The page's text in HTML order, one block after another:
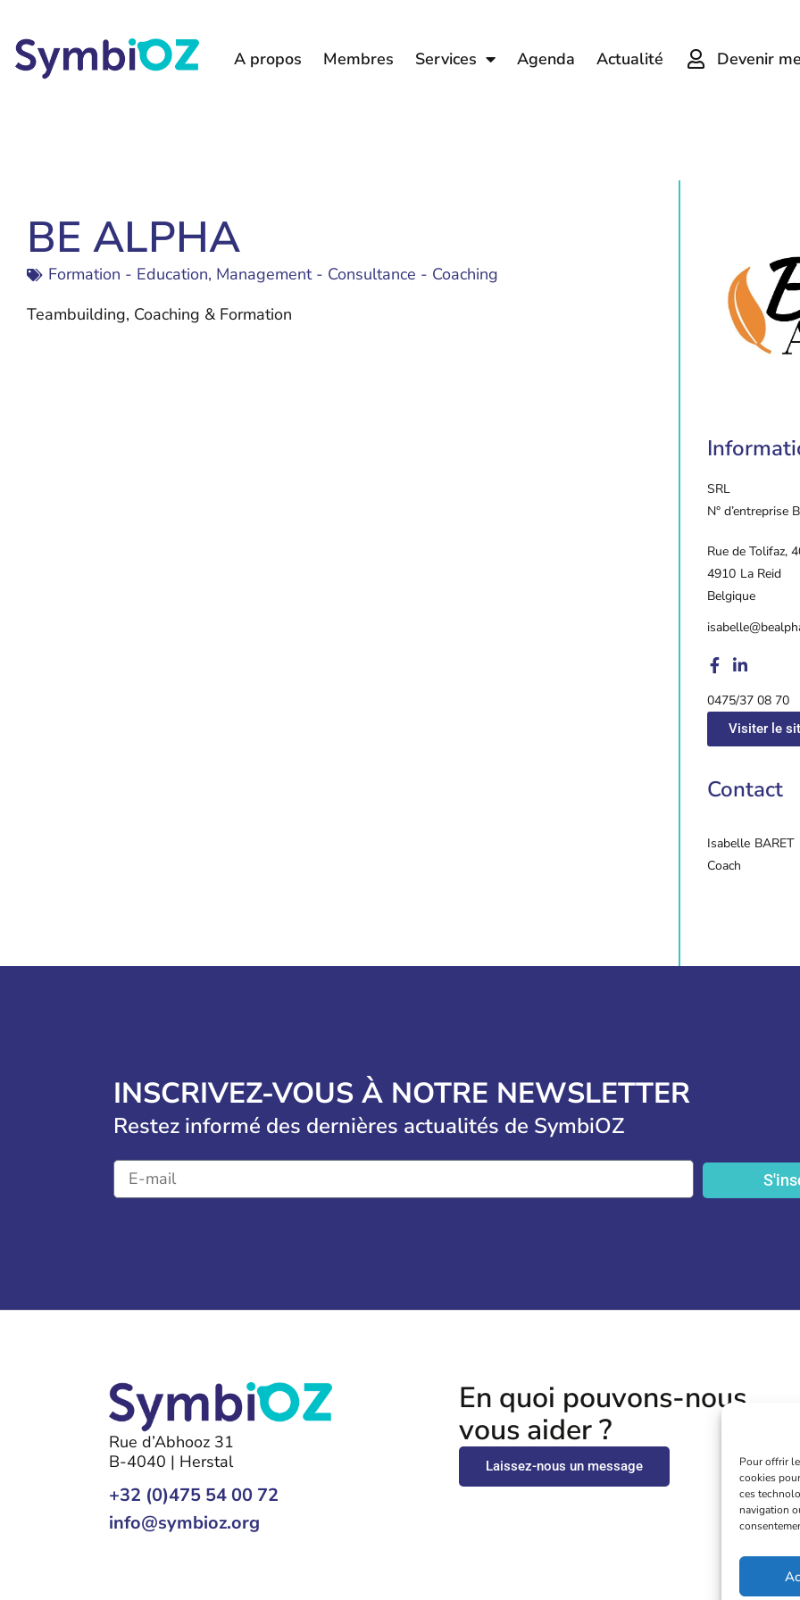
Pour offrir
cookies
ces
navigation
A propos Membres Services Agenda Actualité Devenir
BE ALPHA
Formation - Education, Management - Consultance - Coaching
Teambuilding, Coaching & Formation
SRL
N° d’entreprise
Rue de Tolifaz,
4910 La Reid
Belgique
0475/37 08 70
Visiter le
Contact
Isabelle BARET
Coach
INSCRIVEZ-VOUS À NOTRE NEWSLETTER
Restez informé des dernières actualités de SymbiOZ
Rue d’Abhooz 31
B-4040 | Herstal
+32 (0)475 54 00 72
info@symbioz.org
En quoi pouvons-nous
vous aider ?
Laissez-nous un message